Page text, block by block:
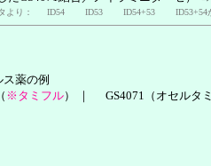
より： ID54 ID53 ID54+53 ID53+54
薬の例
※タミフル） ｜
GS4071（オセルタ